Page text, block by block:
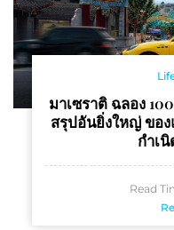
มาเซราติ ฉลอง
สรุปอันยิ่งใหญ่ ขอ
กำเ
Read